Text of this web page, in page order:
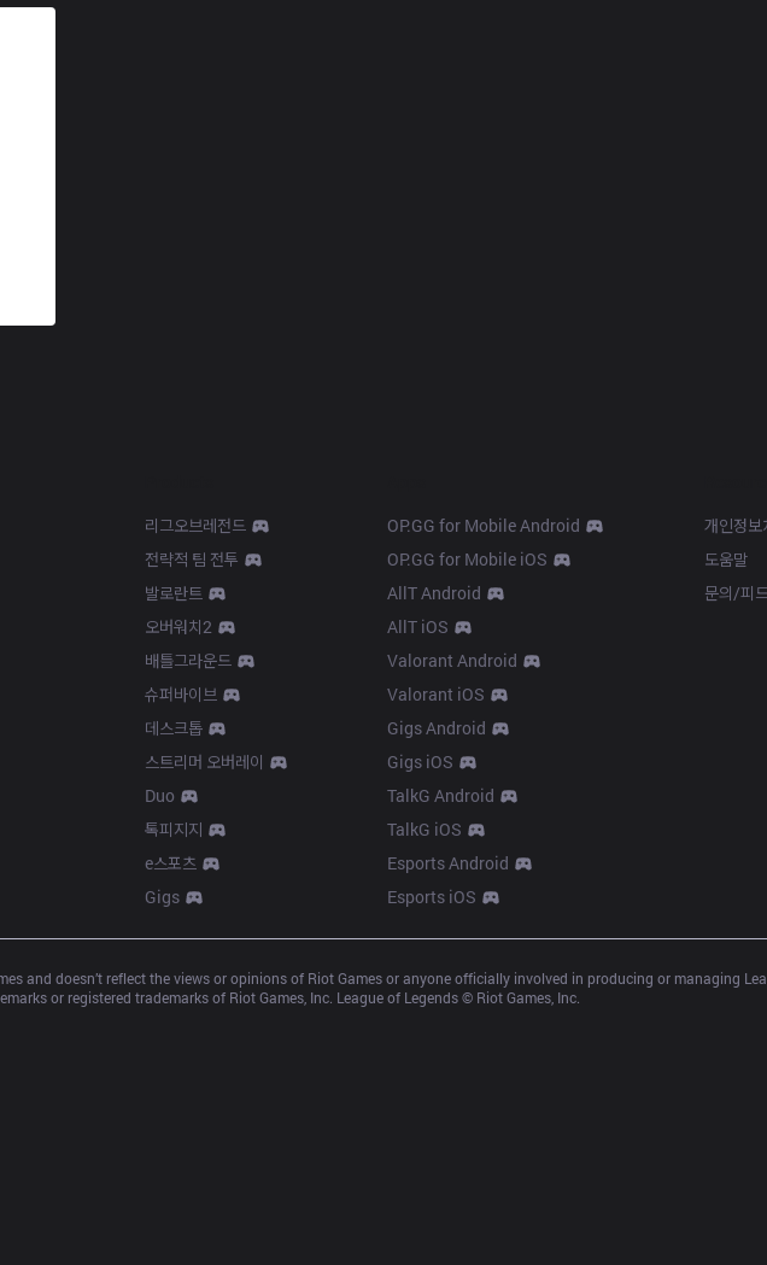
리그오브레전드
전략적 팀 전투
발로란트
오버워치2
배틀그라운드
슈퍼바이브
데스크톱
스트리머 오버레이
Duo
톡피지지
e스포츠
Gigs
OP.GG for Mobile Android
OP.GG for Mobile iOS
AllT Android
AllT iOS
Valorant Android
Valorant iOS
Gigs Android
Gigs iOS
TalkG Android
TalkG iOS
Esports Android
Esports iOS
개인정보
도움말
문의/피
and doesn’t reflect the views or opinions of Riot Games or anyone officially involved in producing or managing
or registered trademarks of Riot Games, Inc. League of Legends © Riot Games, Inc.